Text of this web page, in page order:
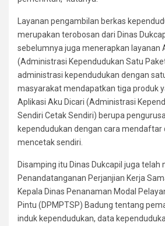
Layanan pengambilan berkas
merupakan terobosan dari Dinas
sebelumnya juga menerapkan layanan
(Administrasi Kependudukan Satu
administrasi kependudukan dengan
masyarakat mendapatkan tiga produk
Aplikasi Aku Dicari (Administrasi
Sendiri Cetak Sendiri) berupa
kependudukan dengan cara mendaftar
mencetak sendiri.
Disamping itu Dinas Dukcapil juga telah
Penandatanganan Perjanjian Kerja
Kepala Dinas Penanaman Modal
Pintu (DPMPTSP) Badung tentang
induk kependudukan, data